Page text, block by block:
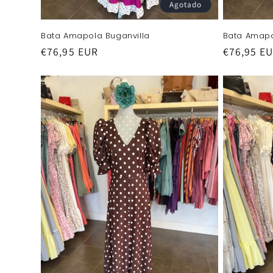
Agotado
Bata Amapola Buganvilla
Precio
€76,95 EUR
Bata
Precio
€76,95